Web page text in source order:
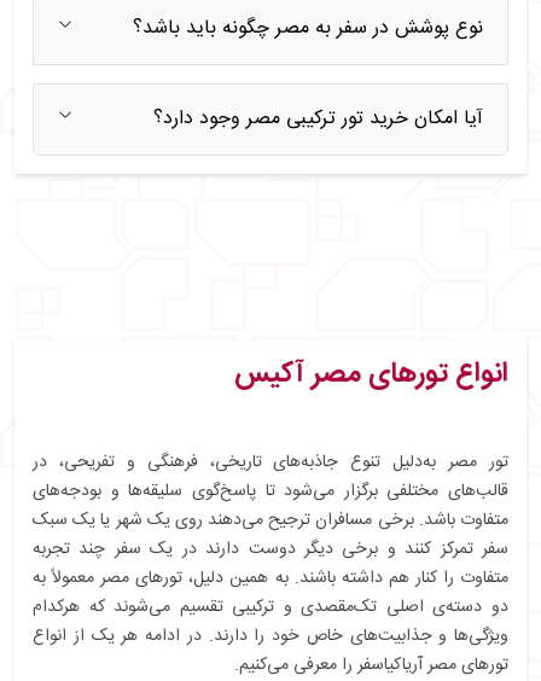
نوع پوشش در سفر به مصر چگونه باید باشد؟
آیا امکان خرید تور ترکیبی مصر وجود دارد؟
انواع تورهای مصر آکیس
تور مصر به‌دلیل تنوع جاذبه‌های تاریخی، فرهنگی و تفریحی، در
قالب‌های مختلفی برگزار می‌شود تا پاسخ‌گوی سلیقه‌ها و بودجه‌های
متفاوت باشد. برخی مسافران ترجیح می‌دهند روی یک شهر یا یک سبک
سفر تمرکز کنند و برخی دیگر دوست دارند در یک سفر چند تجربه
متفاوت را کنار هم داشته باشند. به همین دلیل، تورهای مصر معمولاً به
دو دسته‌ی اصلی تک‌مقصدی و ترکیبی تقسیم می‌شوند که هرکدام
ویژگی‌ها و جذابیت‌های خاص خود را دارند. در ادامه هر یک از انواع
تورهای مصر آریاکیاسفر را معرفی می‌کنیم.